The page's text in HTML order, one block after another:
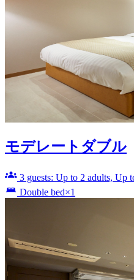
モデレートダブル
3 guests: Up to 2 adults, Up
Double bed×1